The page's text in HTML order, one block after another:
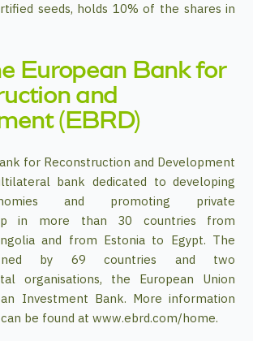
seeds, holds 10% of the shares in
European Bank for
and
(EBRD)
for Reconstruction and Development
bank dedicated to developing
and promoting private
in more than 30 countries from
and from Estonia to Egypt. The
by 69 countries and two
organisations, the European Union
Investment Bank. More information
be found at www.ebrd.com/home.